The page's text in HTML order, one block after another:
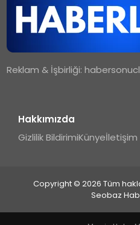
Reklam & İşbirliği:
Hakkımızda
Gizlilik BildirimiKünyeİletişim
Copyright © 2026 Tüm
Seobaz